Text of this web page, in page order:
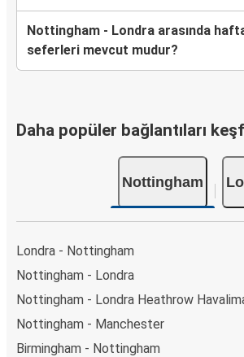
Nottingham - Londra arasında
seferleri mevcut mudur?
Daha popüler bağlantıları
Nottingham
Londra - Nottingham
Nottingham - Londra
Nottingham - Londra Heathrow
Nottingham - Manchester
Birmingham - Nottingham